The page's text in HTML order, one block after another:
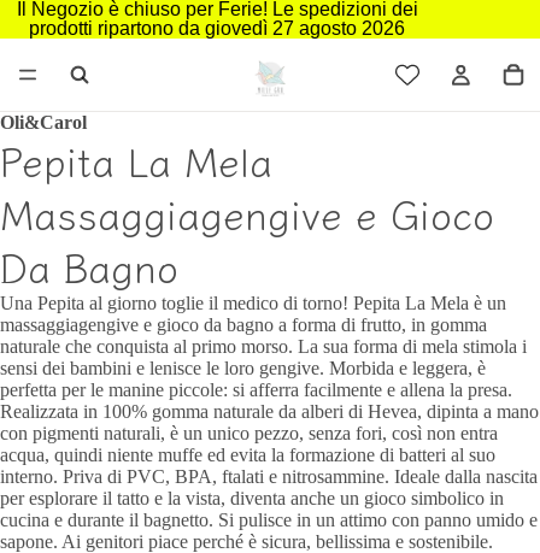
Il Negozio è chiuso per Ferie! Le spedizioni dei
prodotti ripartono da giovedì 27 agosto 2026
Oli&Carol
Pepita La Mela
Massaggiagengive e Gioco
Da Bagno
Una Pepita al giorno toglie il medico di torno! Pepita La Mela è un
massaggiagengive e gioco da bagno a forma di frutto, in gomma
naturale che conquista al primo morso. La sua forma di mela stimola i
sensi dei bambini e lenisce le loro gengive. Morbida e leggera, è
perfetta per le manine piccole: si afferra facilmente e allena la presa.
Realizzata in 100% gomma naturale da alberi di Hevea, dipinta a mano
con pigmenti naturali, è un unico pezzo, senza fori, così non entra
acqua, quindi niente muffe ed evita la formazione di batteri al suo
interno. Priva di PVC, BPA, ftalati e nitrosammine. Ideale dalla nascita
per esplorare il tatto e la vista, diventa anche un gioco simbolico in
cucina e durante il bagnetto. Si pulisce in un attimo con panno umido e
sapone. Ai genitori piace perché è sicura, bellissima e sostenibile.